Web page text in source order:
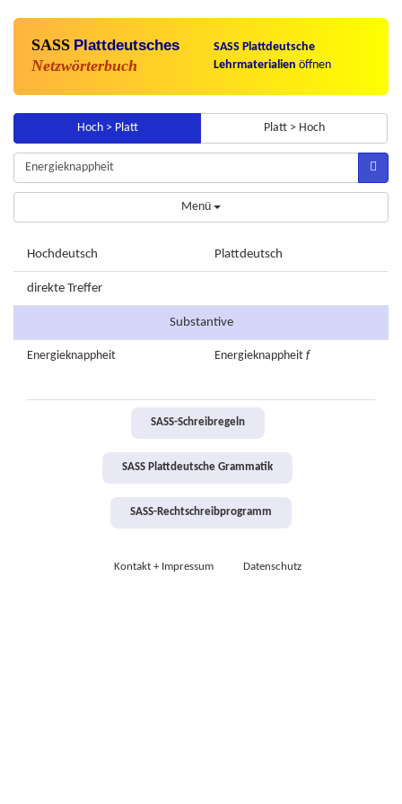
SASS Plattdeutsches
Netzwörterbuch
SASS Plattdeutsche
Lehrmaterialien öffnen
Hoch > Platt Platt > Hoch
Menü
Hochdeutsch Plattdeutsch
direkte Treffer
Substantive
Energieknappheit Energieknappheit f
SASS-Schreibregeln
SASS Plattdeutsche Grammatik
SASS-Rechtschreibprogramm
Kontakt + Impressum Datenschutz